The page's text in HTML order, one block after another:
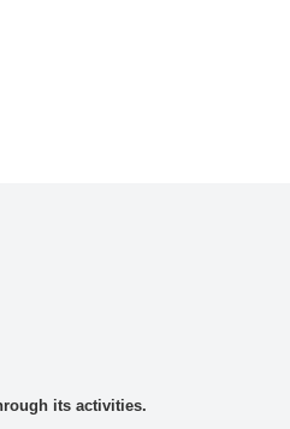
its activities.